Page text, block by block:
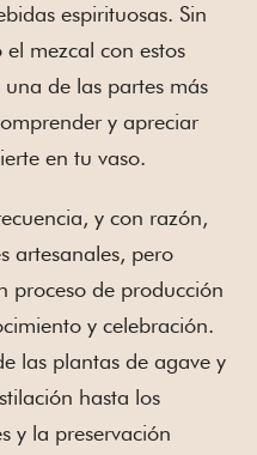
espirituosas. Sin
mezcal con estos
de las partes más
y apreciar
en tu vaso.
y con razón,
artesanales, pero
proceso de producción
y celebración.
las plantas de agave y
hasta los
y la preservación